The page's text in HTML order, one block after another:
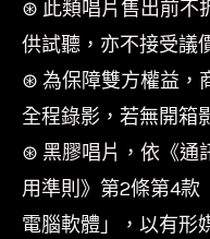
⊛ 此類唱片售出前不
供試聽，亦不接受議
⊛ 為保障雙方權益，
全程錄影，若無開箱
⊛ 黑膠唱片，依《通
用準則》第2條第4款
電腦軟體」，以有形